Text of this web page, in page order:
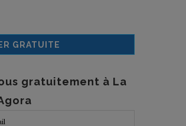
GRATUITE
gratuitement à La